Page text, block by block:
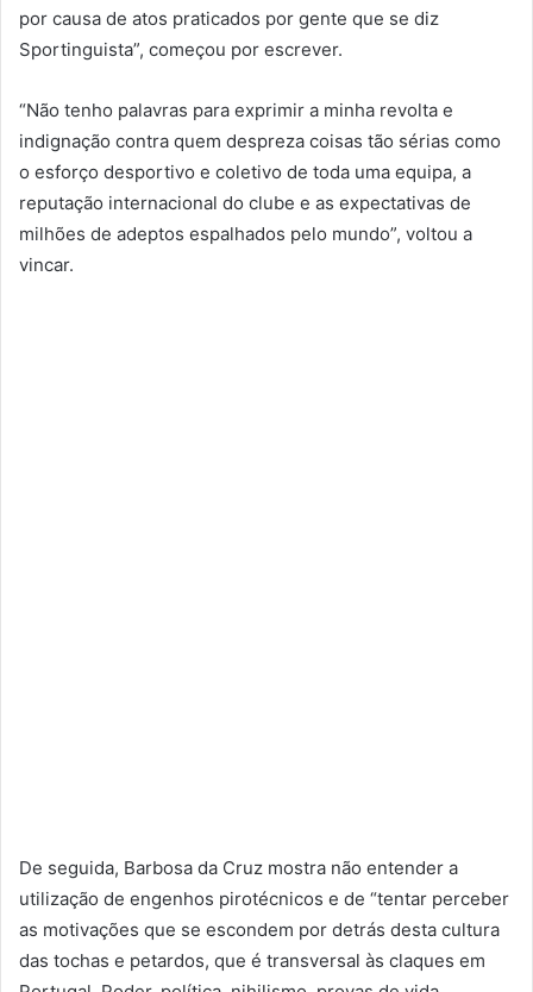
por causa de atos praticados por gente que se diz
Sportinguista”, começou por escrever.
“Não tenho palavras para exprimir a minha revolta e
indignação contra quem despreza coisas tão sérias como
o esforço desportivo e coletivo de toda uma equipa, a
reputação internacional do clube e as expectativas de
milhões de adeptos espalhados pelo mundo”, voltou a
vincar.
De seguida, Barbosa da Cruz mostra não entender a
utilização de engenhos pirotécnicos e de “tentar perceber
as motivações que se escondem por detrás desta cultura
das tochas e petardos, que é transversal às claques em